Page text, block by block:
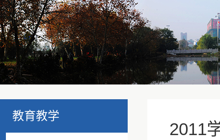
教育教学
2011